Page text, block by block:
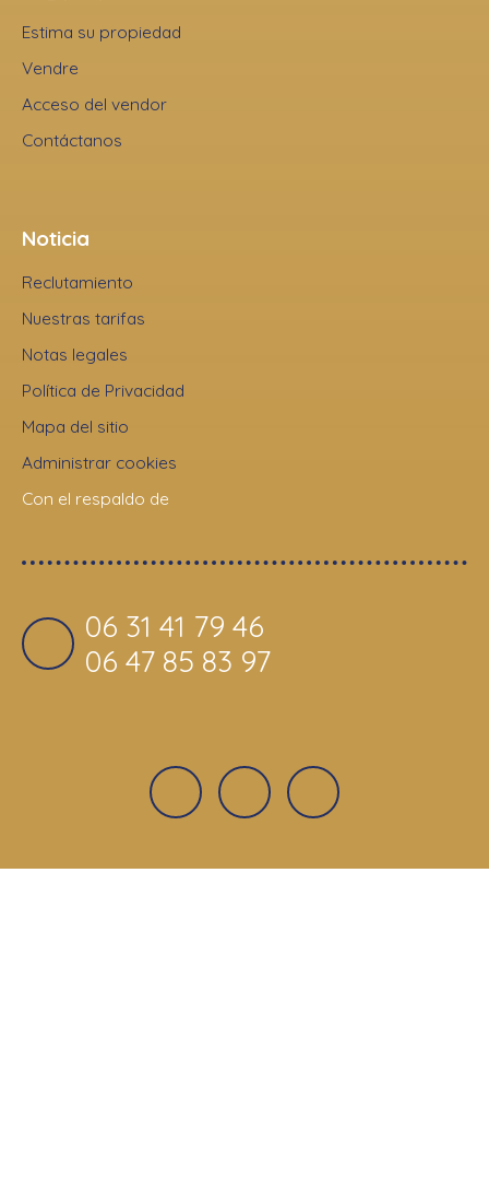
Estima su propiedad
Vendre
Acceso del vendor
Contáctanos
Noticia
Reclutamiento
Nuestras tarifas
Notas legales
Política de Privacidad
Mapa del sitio
Administrar cookies
Con el respaldo de
06 31 41 79 46
06 47 85 83 97